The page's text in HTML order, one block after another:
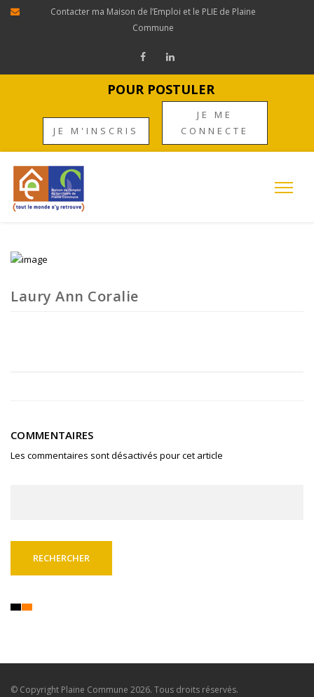
Contacter ma Maison de l’Emploi et le PLIE de Plaine
Commune
POUR POSTULER
JE M'INSCRIS
JE ME
CONNECTE
Laury Ann Coralie
COMMENTAIRES
Les commentaires sont désactivés pour cet article
© Copyright Plaine Commune 2026. Tous droits réservés.